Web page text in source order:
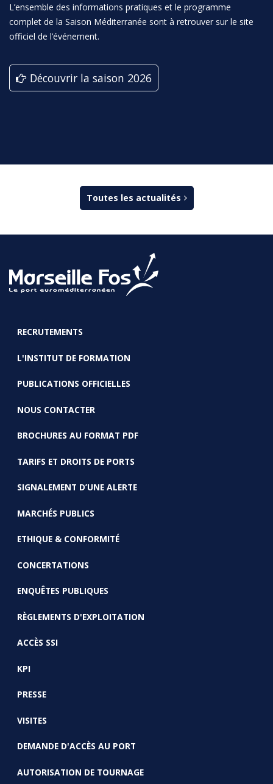
L’ensemble des informations pratiques et le programme
complet de la Saison Méditerranée sont à retrouver sur le site
officiel de l’événement.
Découvrir la saison 2026
Toutes les actualités
FOOTER
RECRUTEMENTS
L'INSTITUT DE FORMATION
PUBLICATIONS OFFICIELLES
NOUS CONTACTER
BROCHURES AU FORMAT PDF
TARIFS ET DROITS DE PORTS
SIGNALEMENT D’UNE ALERTE
MARCHÉS PUBLICS
ETHIQUE & CONFORMITÉ
CONCERTATIONS
ENQUÊTES PUBLIQUES
RÈGLEMENTS D'EXPLOITATION
ACCÈS SSI
KPI
PRESSE
VISITES
DEMANDE D'ACCÈS AU PORT
AUTORISATION DE TOURNAGE